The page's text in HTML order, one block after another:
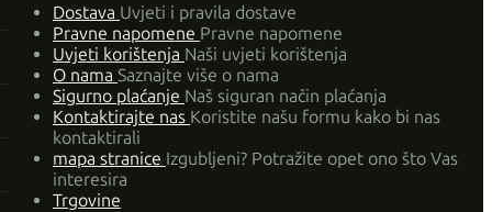
Dostava Uvjeti i pravila dostave
Pravne napomene Pravne napomene
Uvjeti korištenja Naši uvjeti korištenja
O nama Saznajte više o nama
Sigurno plaćanje Naš siguran način plaćanja
Kontaktirajte nas Koristite našu formu kako bi nas
kontaktirali
mapa stranice Izgubljeni? Potražite opet ono što Vas
interesira
Trgovine